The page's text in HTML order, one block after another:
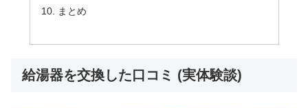
まとめ
給湯器を交換した口コミ (実体験談)